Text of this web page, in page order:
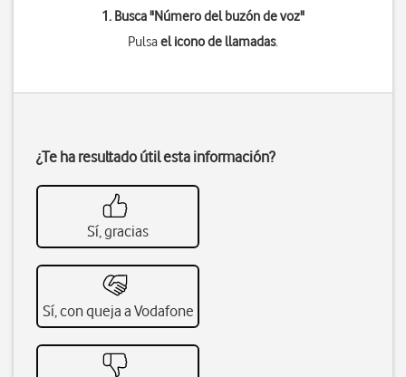
1. Busca "Número del buzón de voz"
Pulsael icono de llamadas.
¿Te ha resultado útil esta información?
Sí, gracias
Sí, con queja a Vodafone